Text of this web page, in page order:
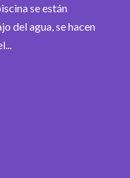
se están
del agua, se hacen